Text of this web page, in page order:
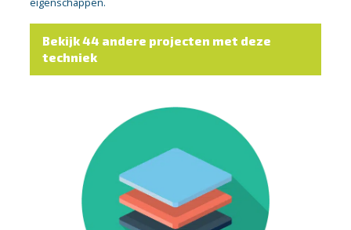
Bekijk 44 andere projecten met deze
techniek